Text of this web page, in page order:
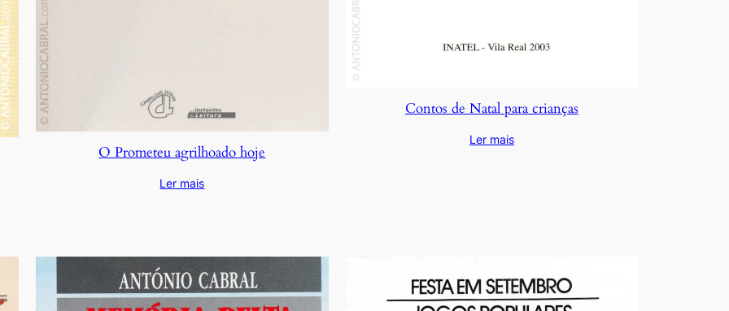
O Prometeu agrilhoado hoje
Ler mais
Contos de Natal para crianças
Ler mais